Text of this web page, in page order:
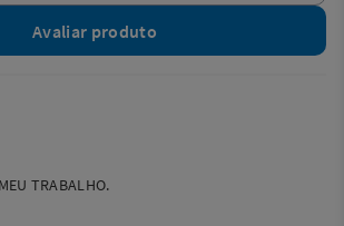
Avaliar produto
TRABALHO.